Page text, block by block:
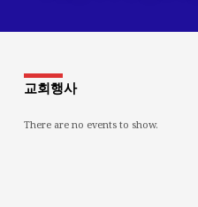
교회행사
There are no events to show.